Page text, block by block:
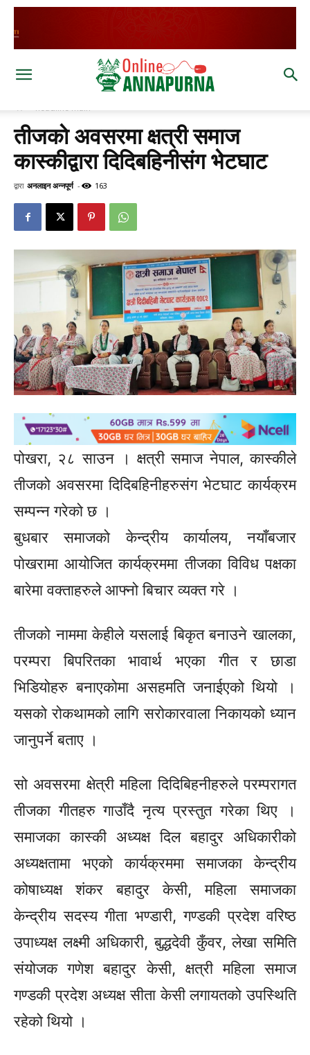
घर headline main
तीजकाे अवसरमा क्षत्री समाज
कास्कीद्वारा दिदिबहिनीसंग भेटघाट
द्वारा अनलाइन अन्नपूर्ण - 163
पोखरा, २८ साउन । क्षत्री समाज नेपाल, कास्कीले
तीजको अवसरमा दिदिबहिनीहरुसंग भेटघाट कार्यक्रम
सम्पन्न गरेको छ ।
बुधबार समाजको केन्द्रीय कार्यालय, नयाँबजार
पाेखरामा आयोजित कार्यक्रममा तीजका विविध पक्षका
बारेमा वक्ताहरुले आफ्नो बिचार व्यक्त गरे ।
तीजको नाममा केहीले यसलाई बिकृत बनाउने खालका,
परम्परा बिपरितका भावार्थ भएका गीत र छाडा
भिडियोहरु बनाएकोमा असहमति जनाईएको थियो ।
यसको रोकथामको लागि सरोकारवाला निकायको ध्यान
जानुपर्ने बताए ।
सो अवसरमा क्षेत्री महिला दिदिबिहनीहरुले परम्परागत
तीजका गीतहरु गाउाँदै नृत्य प्रस्तुत गरेका थिए ।
समाजका कास्की अध्यक्ष दिल बहादुर अधिकारीको
अध्यक्षतामा भएको कार्यक्रममा समाजका केन्द्रीय
कोषाध्यक्ष शंकर बहादुर केसी, महिला समाजका
केन्द्रीय सदस्य गीता भण्डारी, गण्डकी प्रदेश वरिष्ठ
उपाध्यक्ष लक्ष्मी अधिकारी, बुद्धदेवी कुँवर, लेखा समिति
संयोजक गणेश बहादुर केसी, क्षत्री महिला समाज
गण्डकी प्रदेश अध्यक्ष सीता केसी लगायतको उपस्थिति
रहेको थियो ।